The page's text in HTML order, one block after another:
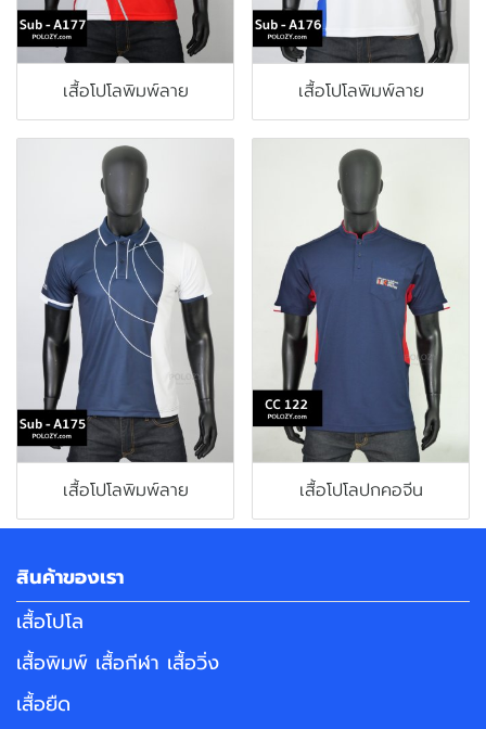
เสื้อโปโลพิมพ์ลาย เสื้อโปโลพิมพ์ลาย
เสื้อโปโลพิมพ์ลาย เสื้อโปโลปกคอจีน
สินค้าของเรา
เสื้อโปโล
เสื้อพิมพ์ เสื้อกีฬา เสื้อวิ่ง
เสื้อยืด